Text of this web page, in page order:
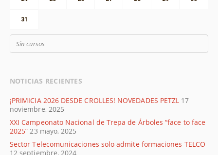
31
Sin cursos
NOTICIAS RECIENTES
¡PRIMICIA 2026 DESDE CROLLES! NOVEDADES PETZL 17
noviembre, 2025
XXI Campeonato Nacional de Trepa de Árboles “face to face
2025” 23 mayo, 2025
Sector Telecomunicaciones solo admite formaciones TELCO
12 septiembre, 2024